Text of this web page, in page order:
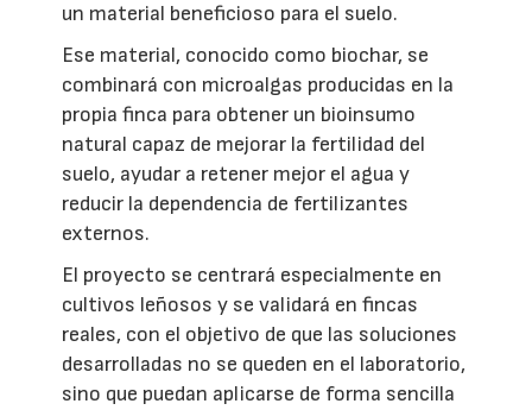
un material beneficioso para el suelo.
Ese material, conocido como biochar, se
combinará con microalgas producidas en la
propia finca para obtener un bioinsumo
natural capaz de mejorar la fertilidad del
suelo, ayudar a retener mejor el agua y
reducir la dependencia de fertilizantes
externos.
El proyecto se centrará especialmente en
cultivos leñosos y se validará en fincas
reales, con el objetivo de que las soluciones
desarrolladas no se queden en el laboratorio,
sino que puedan aplicarse de forma sencilla